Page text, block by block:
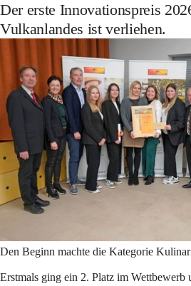
Der erste Innovationspreis
Vulkanlandes ist verliehen.
Den Beginn machte die Kategorie
Erstmals ging ein 2. Platz im Wettbewerb